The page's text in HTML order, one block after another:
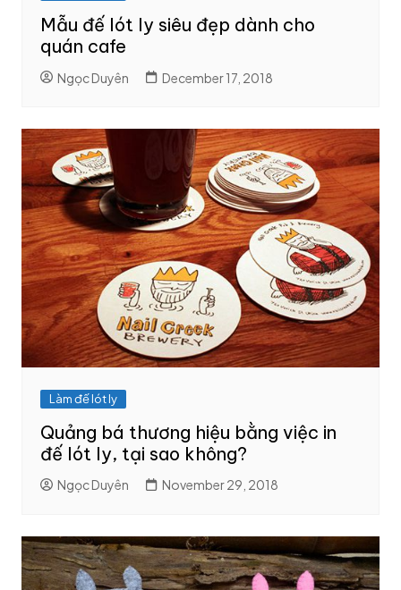
Mẫu đế lót ly siêu đẹp dành cho
quán cafe
Ngọc Duyên December 17, 2018
Làm đế lót ly
Quảng bá thương hiệu bằng việc in
đế lót ly, tại sao không?
Ngọc Duyên November 29, 2018